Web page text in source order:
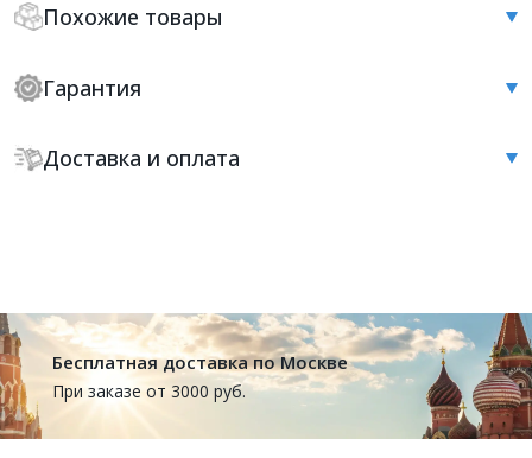
Похожие товары
Гарантия
Доставка и оплата
Бесплатная доставка по Москве
При заказе от 3000 руб.